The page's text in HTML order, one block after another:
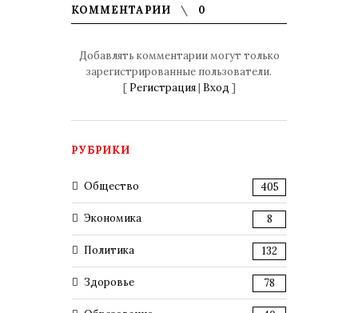
КОММЕНТАРИИ 0
Добавлять комментарии могут только
зарегистрированные пользователи.
[ Регистрация| Вход ]
РУБРИКИ
Общество 405
Экономика 8
Политика 132
Здоровье 78